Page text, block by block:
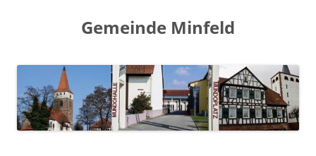
Gemeinde Minfeld